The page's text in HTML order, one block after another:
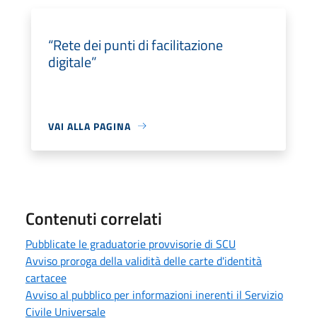
“Rete dei punti di facilitazione
digitale”
VAI ALLA PAGINA
Contenuti correlati
Pubblicate le graduatorie provvisorie di SCU
Avviso proroga della validità delle carte d'identità
cartacee
Avviso al pubblico per informazioni inerenti il Servizio
Civile Universale